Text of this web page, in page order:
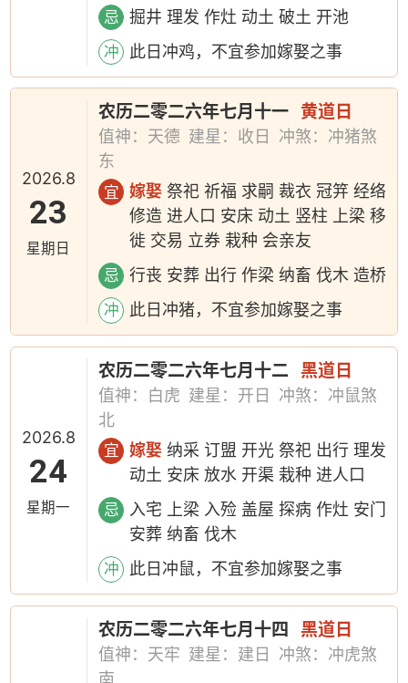
忌 掘井 理发 作灶 动土 破土 开池
冲 此日冲鸡，不宜参加嫁娶之事
2026.8
23
星期日
农历二零二六年七月十一 黄道日
值神：天德 建星：收日
冲煞：冲猪煞
东
宜 嫁娶 祭祀 祈福 求嗣 裁衣 冠笄 经络
修造 进人口 安床 动土 竖柱 上梁 移
徙 交易 立券 栽种 会亲友
忌 行丧 安葬 出行 作梁 纳畜 伐木 造桥
冲 此日冲猪，不宜参加嫁娶之事
2026.8
24
星期一
农历二零二六年七月十二 黑道日
值神：白虎 建星：开日
冲煞：冲鼠煞
北
宜 嫁娶 纳采 订盟 开光 祭祀 出行 理发
动土 安床 放水 开渠 栽种 进人口
忌
入宅 上梁 入殓 盖屋 探病 作灶 安门
安葬 纳畜 伐木
冲 此日冲鼠，不宜参加嫁娶之事
农历二零二六年七月十四 黑道日
值神：天牢 建星：建日
冲煞：冲虎煞
南